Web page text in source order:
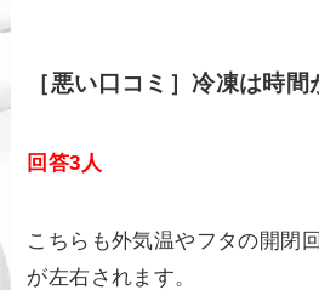
［悪い口コミ］冷凍は時間
回答3人
こちらも外気温やフタの開閉
が左右されます。